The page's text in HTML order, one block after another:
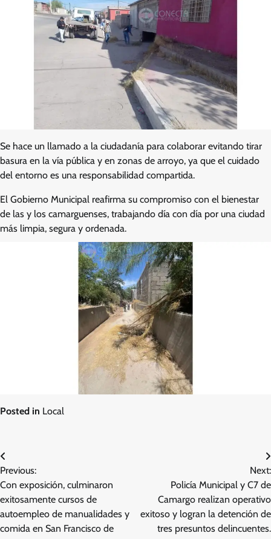
Se hace un llamado a la ciudadanía para colaborar evitando tirar
basura en la vía pública y en zonas de arroyo, ya que el cuidado
del entorno es una responsabilidad compartida.
El Gobierno Municipal reafirma su compromiso con el bienestar
de las y los camarguenses, trabajando día con día por una ciudad
más limpia, segura y ordenada.
Posted in Local
Navegación
de
entradas
Previous:
Con exposición, culminaron
exitosamente cursos de
autoempleo de manualidades y
comida en San Francisco de
Next:
Policía Municipal y C7 de
Camargo realizan operativo
exitoso y logran la detención de
tres presuntos delincuentes.